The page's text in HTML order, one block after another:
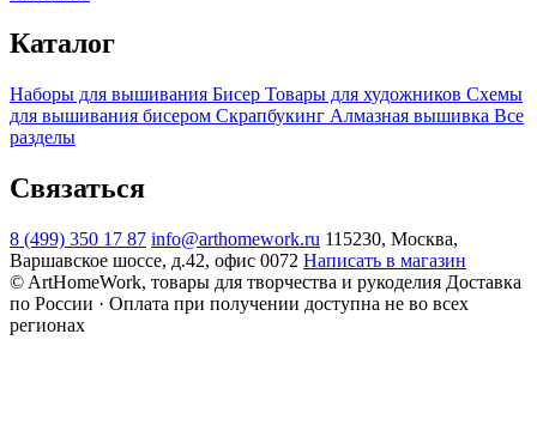
Каталог
Наборы для вышивания Бисер Товары для художников Схемы
для вышивания бисером Скрапбукинг Алмазная вышивка Все
разделы
Связаться
8 (499) 350 17 87 info@arthomework.ru 115230, Москва,
Варшавское шоссе, д.42, офис 0072 Написать в магазин
© ArtHomeWork, товары для творчества и рукоделия Доставка
по России · Оплата при получении доступна не во всех
регионах